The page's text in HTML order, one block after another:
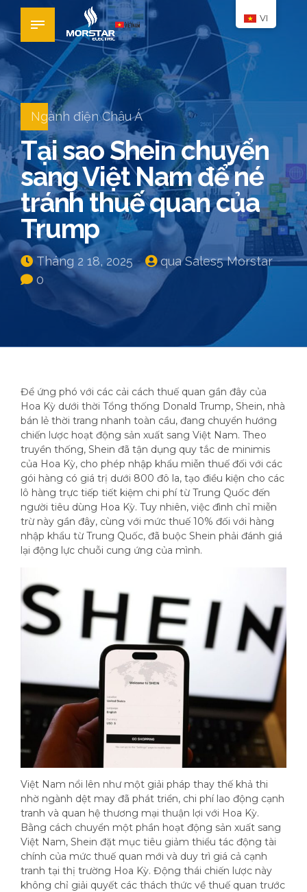
Ngành điện Châu Á
Tại sao Shein chuyển
sang Việt Nam để né
tránh thuế quan của
Trump
Tháng 2 18, 2025
qua Sales5 Morstar
0
Để ứng phó với các cải cách thuế quan gần đây của
Hoa Kỳ dưới thời Tổng thống Donald Trump, Shein, nhà
bán lẻ thời trang nhanh toàn cầu, đang chuyển hướng
chiến lược hoạt động sản xuất sang Việt Nam. Theo
truyền thống, Shein đã tận dụng quy tắc de minimis
của Hoa Kỳ, cho phép nhập khẩu miễn thuế đối với các
gói hàng có giá trị dưới 800 đô la, tạo điều kiện cho các
lô hàng trực tiếp tiết kiệm chi phí từ Trung Quốc đến
người tiêu dùng Hoa Kỳ. Tuy nhiên, việc đình chỉ miễn
trừ này gần đây, cùng với mức thuế 10% đối với hàng
nhập khẩu từ Trung Quốc, đã buộc Shein phải đánh giá
lại động lực chuỗi cung ứng của mình.
Việt Nam nổi lên như một giải pháp thay thế khả thi
nhờ ngành dệt may đã phát triển, chi phí lao động cạnh
tranh và quan hệ thương mại thuận lợi với Hoa Kỳ.
Bằng cách chuyển một phần hoạt động sản xuất sang
Việt Nam, Shein đặt mục tiêu giảm thiểu tác động tài
chính của mức thuế quan mới và duy trì giá cả cạnh
tranh tại thị trường Hoa Kỳ. Động thái chiến lược này
không chỉ giải quyết các thách thức về thuế quan trước
VI